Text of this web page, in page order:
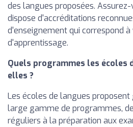
des langues proposées.
dispose d'accréditations
d'enseignement qui correspond à
d'apprentissage.
Quels programmes les
elles ?
Les écoles de langues
large gamme de programmes,
réguliers à la préparation aux